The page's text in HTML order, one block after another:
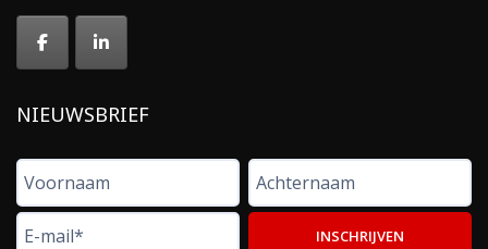
NIEUWSBRIEF